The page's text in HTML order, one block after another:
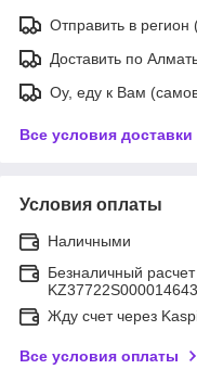
Отправить в
Доставить по
Оу, еду к Вам
Все условия доставки
Условия оплаты
Наличными
Безналичный
Жду счет через
Все условия оплаты